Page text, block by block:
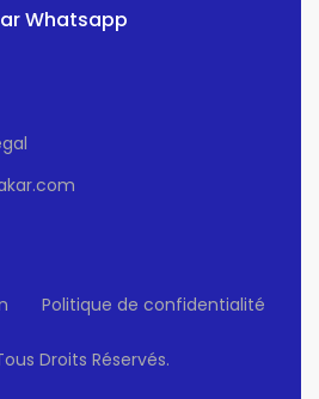
Whatsapp
Politique de confidentialité
Droits Réservés.